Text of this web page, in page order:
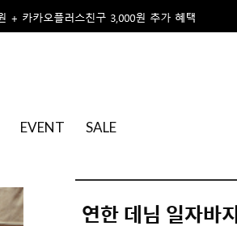
EVENT SALE
연한 데님 일자바